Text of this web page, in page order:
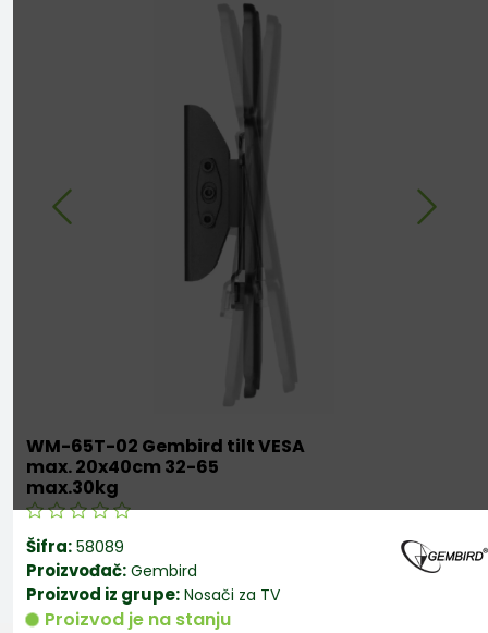
WM-65T-02 Gembird tilt VESA
max. 20x40cm 32-65
max.30kg
Šifra: 58089
Proizvođač: Gembird
Proizvod iz grupe: Nosači za TV
Proizvod je na stanju